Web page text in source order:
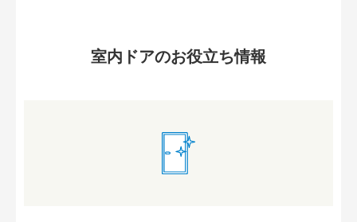
室内ドアのお役立ち情報